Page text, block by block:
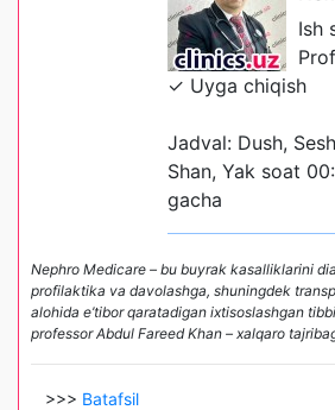
Ish
✓ Uyga chiqish
Jadval: Dush,
Shan, Yak soat
gacha
Nephro Medicare – bu buyrak kasalliklarini
profilaktika va davolashga, shuningdek
alohida e’tibor qaratadigan ixtisoslashgan
professor Abdul Fareed Khan – xalqaro
>>> Batafsil